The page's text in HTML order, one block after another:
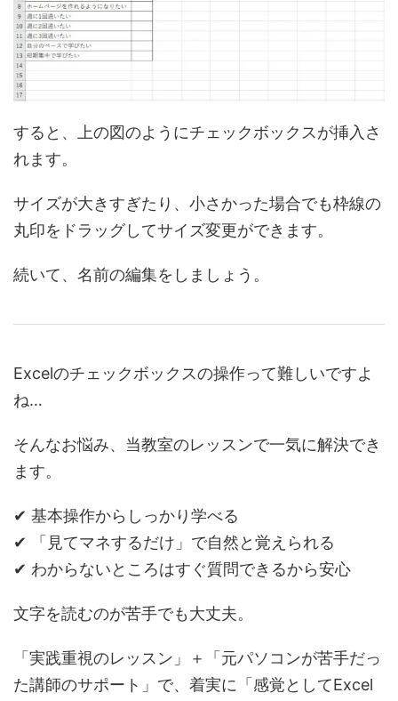
すると、上の図のようにチェックボックスが挿入さ
れます。
サイズが大きすぎたり、小さかった場合でも枠線の
丸印をドラッグしてサイズ変更ができます。
続いて、名前の編集をしましょう。
Excelのチェックボックスの操作って難しいですよ
ね…
そんなお悩み、当教室のレッスンで一気に解決でき
ます。
✔ 基本操作からしっかり学べる
✔ 「見てマネするだけ」で自然と覚えられる
✔ わからないところはすぐ質問できるから安心
文字を読むのが苦手でも大丈夫。
「実践重視のレッスン」＋「元パソコンが苦手だっ
た講師のサポート」で、着実に「感覚としてExcel